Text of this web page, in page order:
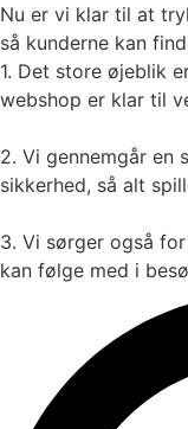
Nu er vi klar til at
så kunderne kan
1. Det store øjeblik
webshop er klar til
2. Vi gennemgår en
sikkerhed, så alt
3. Vi sørger også
kan følge med i